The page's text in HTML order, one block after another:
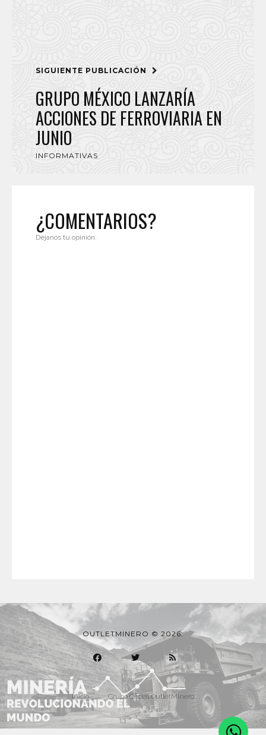
SIGUIENTE PUBLICACIÓN
GRUPO MÉXICO LANZARÍA
ACCIONES DE FERROVIARIA EN
JUNIO
INFORMATIVAS
¿COMENTARIOS?
Déjanos tu opinión.
OUTLETMINERO © 2026.
Inicio Grupo Oficial OutletMinero